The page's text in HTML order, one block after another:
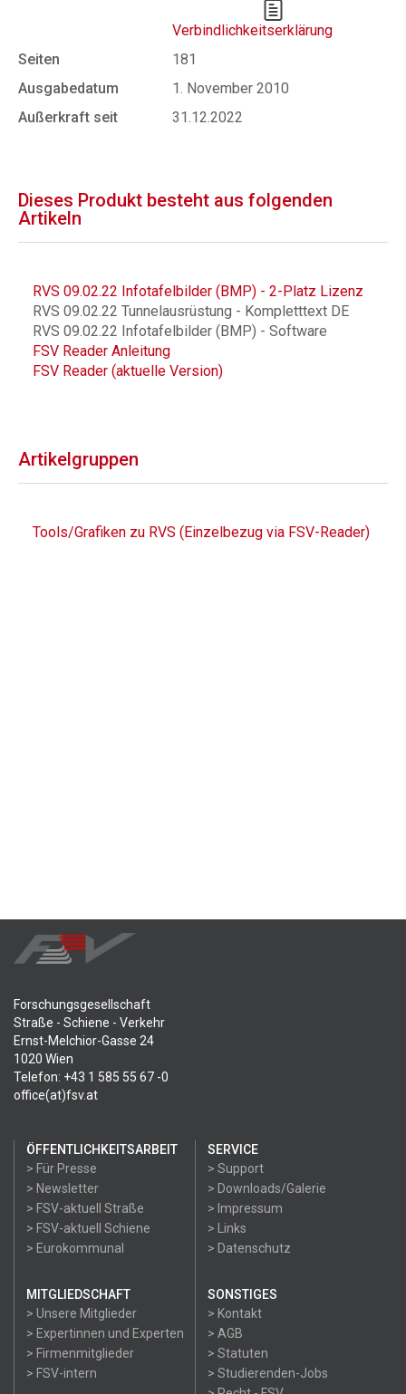
Verbindlichkeitserklärung
Seiten
181
Ausgabedatum
1. November 2010
Außerkraft seit
31.12.2022
Dieses Produkt besteht aus folgenden
Artikeln
RVS 09.02.22 Infotafelbilder (BMP) - 2-Platz Lizenz
RVS 09.02.22 Tunnelausrüstung - Kompletttext DE
RVS 09.02.22 Infotafelbilder (BMP) - Software
FSV Reader Anleitung
FSV Reader (aktuelle Version)
Artikelgruppen
Tools/Grafiken zu RVS (Einzelbezug via FSV-Reader)
Forschungsgesellschaft
Straße - Schiene - Verkehr
Ernst-Melchior-Gasse 24
1020 Wien
Telefon: +43 1 585 55 67 -0
office(at)fsv.at
ÖFFENTLICHKEITSARBEIT
> Für Presse
> Newsletter
> FSV-aktuell Straße
> FSV-aktuell Schiene
> Eurokommunal
SERVICE
> Support
> Downloads/Galerie
> Impressum
> Links
> Datenschutz
MITGLIEDSCHAFT
> Unsere Mitglieder
> Expertinnen und Experten
> Firmenmitglieder
> FSV-intern
SONSTIGES
> Kontakt
> AGB
> Statuten
> Studierenden-Jobs